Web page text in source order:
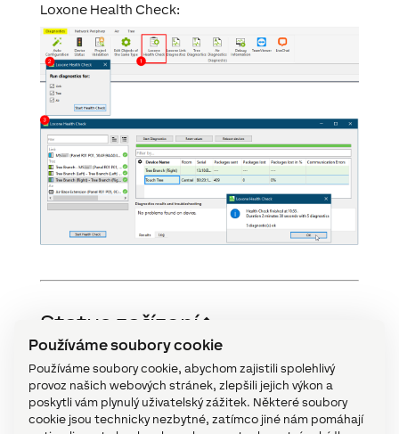
Používáme soubory cookie
Používáme soubory cookie, abychom zajistili spolehlivý
provoz našich webových stránek, zlepšili jejich výkon a
poskytli vám plynulý uživatelský zážitek. Některé soubory
cookie jsou technicky nezbytné, zatímco jiné nám pomáhají
Loxone Health Check:
Status zařízení↑
všech programovaných zařízení, což umožňuje
rychlou, ale i podrobnou diagnostiku chyb.
Status zařízení lze otevřít pomocí panelu